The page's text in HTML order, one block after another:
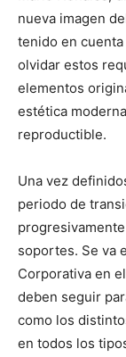
nueva imagen
tenido en
olvidar estos
elementos
estética
reproductible.
Una vez
periodo de
soportes. Se va
Corporativa en
deben seguir
como los
en todos los